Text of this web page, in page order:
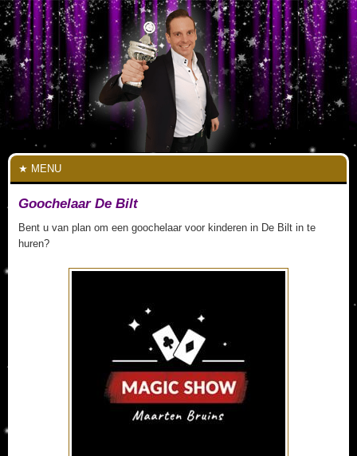
MENU
Goochelaar De Bilt
Bent u van plan om een goochelaar voor kinderen in De Bilt in te
huren?